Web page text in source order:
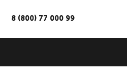
8 (800) 77 000 99